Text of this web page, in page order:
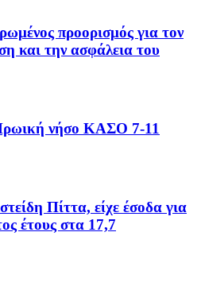
προορισμός για τον
και την ασφάλεια του
νήσο ΚΑΣΟ 7-11
Πίττα, είχε έσοδα για
έτους στα 17,7